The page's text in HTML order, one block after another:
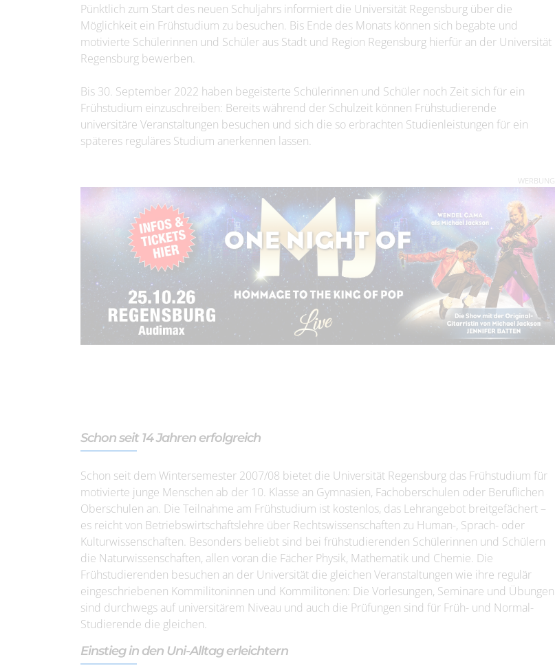
Pünktlich zum Start des neuen Schuljahrs informiert die Universität Regensburg über die
Möglichkeit ein Frühstudium zu besuchen. Bis Ende des Monats können sich begabte und
motivierte Schülerinnen und Schüler aus Stadt und Region Regensburg hierfür an der Universität
Regensburg bewerben.
Bis 30. September 2022 haben begeisterte Schülerinnen und Schüler noch Zeit sich für ein
Frühstudium einzuschreiben: Bereits während der Schulzeit können Frühstudierende
universitäre Veranstaltungen besuchen und sich die so erbrachten Studienleistungen für ein
späteres reguläres Studium anerkennen lassen.
WERBUNG
Schon seit 14 Jahren erfolgreich
Schon seit dem Wintersemester 2007/08 bietet die Universität Regensburg das Frühstudium für
motivierte junge Menschen ab der 10. Klasse an Gymnasien, Fachoberschulen oder Beruflichen
Oberschulen an. Die Teilnahme am Frühstudium ist kostenlos, das Lehrangebot breitgefächert –
es reicht von Betriebswirtschaftslehre über Rechtswissenschaften zu Human-, Sprach- oder
Kulturwissenschaften. Besonders beliebt sind bei frühstudierenden Schülerinnen und Schülern
die Naturwissenschaften, allen voran die Fächer Physik, Mathematik und Chemie. Die
Frühstudierenden besuchen an der Universität die gleichen Veranstaltungen wie ihre regulär
eingeschriebenen Kommilitoninnen und Kommilitonen: Die Vorlesungen, Seminare und Übungen
sind durchwegs auf universitärem Niveau und auch die Prüfungen sind für Früh- und Normal-
Studierende die gleichen.
Einstieg in den Uni-Alltag erleichtern